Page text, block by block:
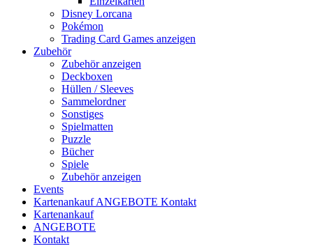
Disney Lorcana
Pokémon
Trading Card Games anzeigen
Zubehör
Zubehör anzeigen
Deckboxen
Hüllen / Sleeves
Sammelordner
Sonstiges
Spielmatten
Puzzle
Bücher
Spiele
Zubehör anzeigen
Events
KartenankaufANGEBOTE Kontakt
Kartenankauf
ANGEBOTE
Kontakt